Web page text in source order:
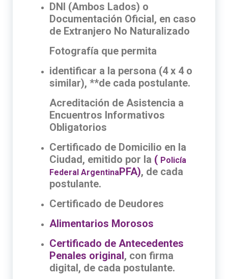
DNI (Ambos Lados) o
Documentación Oficial, en caso
de Extranjero No Naturalizado
Fotografía que permita
identificar a la persona (4 x 4 o
similar), **de cada postulante.
Acreditación de Asistencia a
Encuentros Informativos
Obligatorios
Certificado de Domicilio en la
Ciudad, emitido por la ( Policía
Federal ArgentinaPFA), de cada
postulante.
Certificado de Deudores
Alimentarios Morosos
Certificado de Antecedentes
Penales original, con firma
digital, de cada postulante.